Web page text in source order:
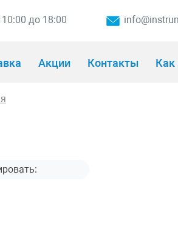
10:00 до 18:00
Акции Контакты Как